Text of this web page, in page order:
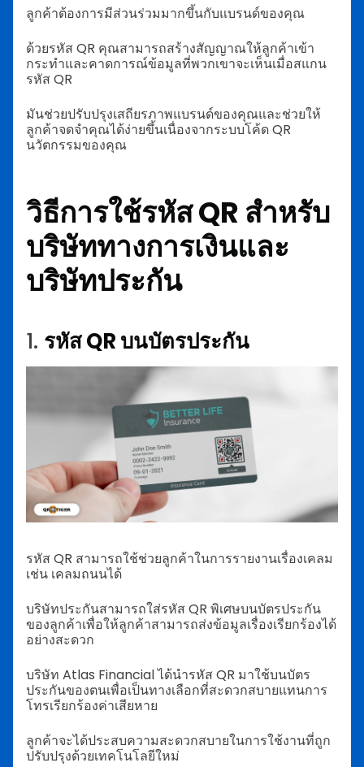
ลูกค้าต้องการมีส่วนร่วมมากขึ้นกับแบรนด์ของคุณ
ด้วยรหัส QR คุณสามารถสร้างสัญญาณให้ลูกค้าเข้า
กระทำและคาดการณ์ข้อมูลที่พวกเขาจะเห็นเมื่อสแกน
รหัส QR
มันช่วยปรับปรุงเสถียรภาพแบรนด์ของคุณและช่วยให้
ลูกค้าจดจำคุณได้ง่ายขึ้นเนื่องจากระบบโค้ด QR
นวัตกรรมของคุณ
วิธีการใช้รหัส QR สำหรับ
บริษัททางการเงินและ
บริษัทประกัน
1. รหัส QR บนบัตรประกัน
รหัส QR สามารถใช้ช่วยลูกค้าในการรายงานเรื่องเคลม
เช่น เคลมถนนได้
บริษัทประกันสามารถใส่รหัส QR พิเศษบนบัตรประกัน
ของลูกค้าเพื่อให้ลูกค้าสามารถส่งข้อมูลเรื่องเรียกร้องได้
อย่างสะดวก
บริษัท Atlas Financial ได้นำรหัส QR มาใช้บนบัตร
ประกันของตนเพื่อเป็นทางเลือกที่สะดวกสบายแทนการ
โทรเรียกร้องค่าเสียหาย
ลูกค้าจะได้ประสบความสะดวกสบายในการใช้งานที่ถูก
ปรับปรุงด้วยเทคโนโลยีใหม่